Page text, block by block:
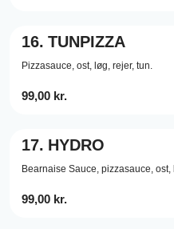
16. TUNPIZZA
Pizzasauce, ost, løg, rejer, tun.
99,00 kr.
17. HYDRO
Bearnaise Sauce, pizzasauce, ost,
99,00 kr.